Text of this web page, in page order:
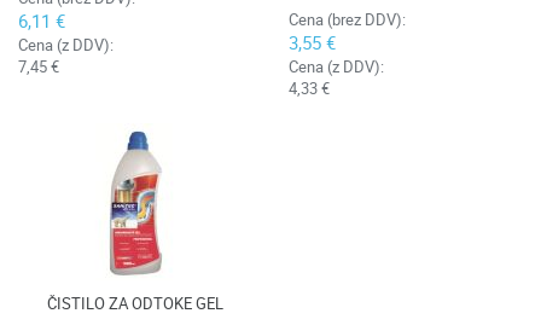
6,11 €
Cena (z DDV):
7,45 €
Cena (brez DDV):
3,55 €
Cena (z DDV):
4,33 €
ČISTILO ZA ODTOKE GEL